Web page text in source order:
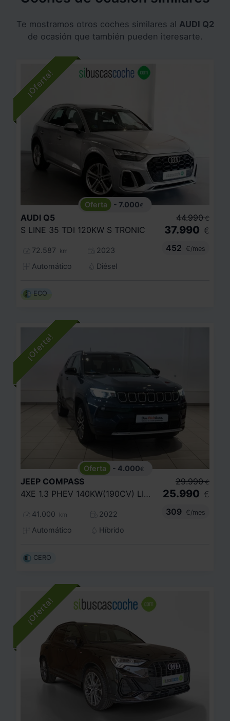
Te mostramos otros coches similares al AUDI Q2
de ocasión que también pueden iteresarte.
- 7.000€
AUDI Q5
S LINE 35 TDI 120KW S TRONIC
72.587 km
2023
Automático
Diésel
44.990 €
37.990 €
452
€/mes
ECO
- 4.000€
JEEP COMPASS
4XE 1.3 PHEV 140KW(190CV) LIMITED AT AWD
41.000 km
2022
Automático
Híbrido
29.990 €
25.990 €
309
€/mes
CERO